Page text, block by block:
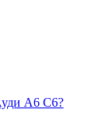
А6 С6?